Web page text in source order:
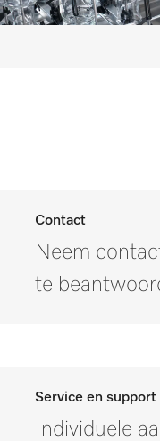
Contact
Neem
te
Service en support
Individuele